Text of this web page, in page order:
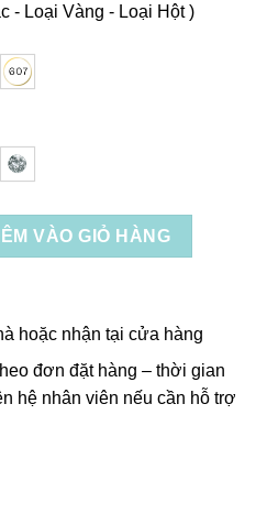
- Loại Vàng - Loại Hột )
VÀO GIỎ HÀNG
hoặc nhận tại cửa hàng
đơn đặt hàng – thời gian
hệ nhân viên nếu cần hỗ trợ